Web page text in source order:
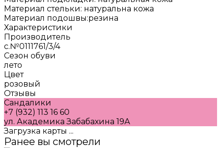
Материал стельки: натуральна кожа
Материал подошвы:резина
Характеристики
Производитель
с.№0111761/3/4
Сезон обуви
лето
Цвет
розовый
Отзывы
Сандалики
+7 (932) 113 16 60
ул. Академика Забабахина 19А
Загрузка карты ...
Ранее вы смотрели